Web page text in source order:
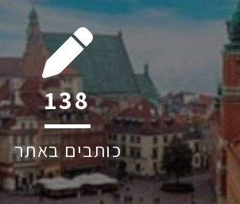
183
כותבים באתר